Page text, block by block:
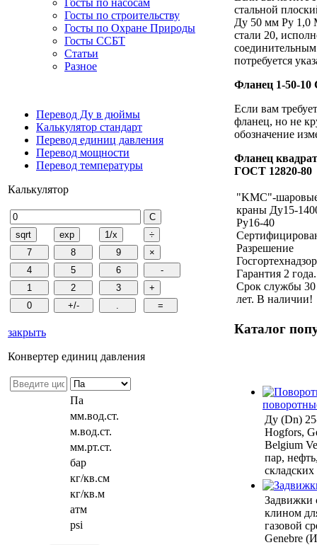
Госты по насосам
Госты по строительству
Госты по Охране Природы
Госты ССБТ
Статьи
Разное
Перевод Ду в дюймы
Калькулятор стандарт
Перевод единиц давления
Перевод мощности
Перевод температуры
Калькулятор
закрыть
Конвертер единиц давления
Па
мм.вод.ст.
м.вод.ст.
мм.рт.ст.
бар
кг/кв.см
кг/кв.м
атм
psi
стальной
Ду 50 мм Ру 1,0
стали 20,
потребуется
Фланец 1-50-
Если вам
фланец, но не
обозначение
Фланец
ГОСТ 12820-80
"KMC"-
краны Ду15-
Ру16-40
Разрешение
Гарантия 2 года.
Срок службы 30
лет. В наличии!
Каталог
Ду (Dn)
Hogfors,
Belgium
пар,
Задвижки
клином
газовой
Genebre